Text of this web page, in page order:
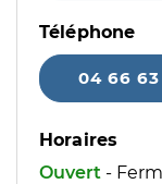
Téléphone
04 66 63
Horaires
Ouvert -